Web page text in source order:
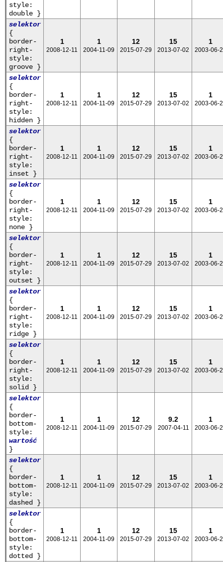
style:
double }
selektor
{
border-
right-
style:
groove }
1
2008-12-11
1
2004-11-09
12
2015-07-29
15
2013-07-02
1
2003-06-
selektor
{
border-
right-
style:
hidden }
1
2008-12-11
1
2004-11-09
12
2015-07-29
15
2013-07-02
1
2003-06-
selektor
{
border-
right-
style:
inset }
1
2008-12-11
1
2004-11-09
12
2015-07-29
15
2013-07-02
1
2003-06-
selektor
{
border-
right-
style:
none }
1
2008-12-11
1
2004-11-09
12
2015-07-29
15
2013-07-02
1
2003-06-
selektor
{
border-
right-
style:
outset }
1
2008-12-11
1
2004-11-09
12
2015-07-29
15
2013-07-02
1
2003-06-
selektor
{
border-
right-
style:
ridge }
1
2008-12-11
1
2004-11-09
12
2015-07-29
15
2013-07-02
1
2003-06-
selektor
{
border-
right-
style:
solid }
1
2008-12-11
1
2004-11-09
12
2015-07-29
15
2013-07-02
1
2003-06-
selektor
{
border-
bottom-
style:
wartość
}
1
2008-12-11
1
2004-11-09
12
2015-07-29
9.2
2007-04-11
1
2003-06-
selektor
{
border-
bottom-
style:
dashed }
1
2008-12-11
1
2004-11-09
12
2015-07-29
15
2013-07-02
1
2003-06-
selektor
{
border-
bottom-
style:
dotted }
1
2008-12-11
1
2004-11-09
12
2015-07-29
15
2013-07-02
1
2003-06-